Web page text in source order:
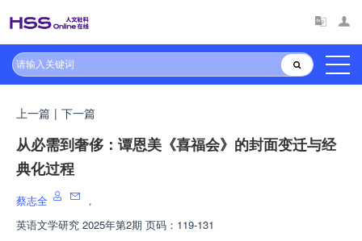
上一篇 | 下一篇
从必需到奢侈：谭恩美《喜福会》的封面变迁与经
典化过程
蔡志全
，
英语文学研究 2025年第2期 页码：119-131